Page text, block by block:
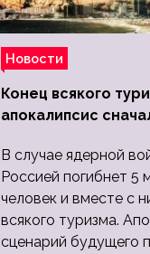
Новости
Конец всякого
апокалипсис
людей
В случае ядерной
Россией погибнет 5
человек и вместе с
всякого туризма.
сценарий будущего